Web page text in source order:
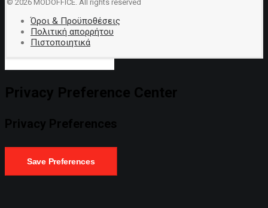
© 2026 MODOFFICE. All rights reserved
Όροι & Προϋποθέσεις
Πολιτική απορρήτου
Πιστοποιητικά
Privacy Preference Center
Privacy Preferences